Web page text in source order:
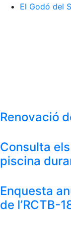
El Godó del
Renovació
Consulta
piscina
Enquesta
de l’RCTB-